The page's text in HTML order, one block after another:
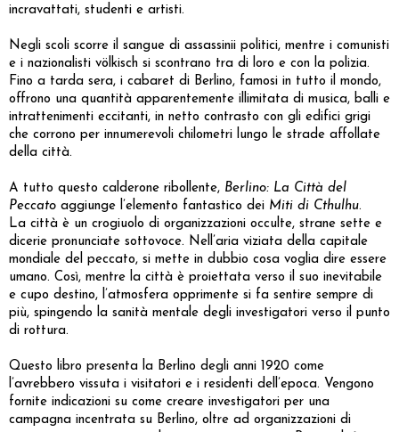
incravattati, studenti e artisti.
Negli scoli scorre il sangue di assassinii politici, mentre i comunisti
e i nazionalisti völkisch si scontrano tra di loro e con la polizia.
Fino a tarda sera, i cabaret di Berlino, famosi in tutto il mondo,
offrono una quantità apparentemente illimitata di musica, balli e
intrattenimenti eccitanti, in netto contrasto con gli edifici grigi
che corrono per innumerevoli chilometri lungo le strade affollate
della città.
A tutto questo calderone ribollente, Berlino: La Città del
Peccato aggiunge l’elemento fantastico dei Miti di Cthulhu.
La città è un crogiuolo di organizzazioni occulte, strane sette e
dicerie pronunciate sottovoce. Nell’aria viziata della capitale
mondiale del peccato, si mette in dubbio cosa voglia dire essere
umano. Così, mentre la città è proiettata verso il suo inevitabile
e cupo destino, l’atmosfera opprimente si fa sentire sempre di
più, spingendo la sanità mentale degli investigatori verso il punto
di rottura.
Questo libro presenta la Berlino degli anni 1920 come
l’avrebbero vissuta i visitatori e i residenti dell’epoca. Vengono
fornite indicazioni su come creare investigatori per una
campagna incentrata su Berlino, oltre ad organizzazioni di